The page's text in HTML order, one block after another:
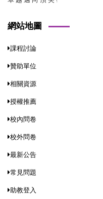
網站地圖
課程討論
贊助單位
相關資源
授權推薦
校內問卷
校外問卷
最新公告
常見問題
助教登入